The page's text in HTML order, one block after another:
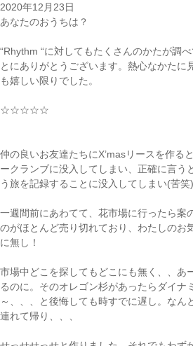
2020年12月23日
あなたのおうちは？
“Rhythm “に対してもたくさんのかたが調
とにありがとうございます。熱心なかたに
も嬉しい限りでした。
☆☆☆☆☆
仲の良いお友達たちにX’masリースを作る
ークランブに没入してしまい、正確に言う
う旅を記録することに没入してしまい(苦笑)
一週間前にあわてて、花市場に行ったら案
のがほとんど売り切れており、わたしのお
に無し！
市場中どこを探してもどこにも無く、、あ
るのに。そのオレゴン杉があったらダイナ
～、、、と後悔しても時すでに遅し。なん
連れて帰り、、、